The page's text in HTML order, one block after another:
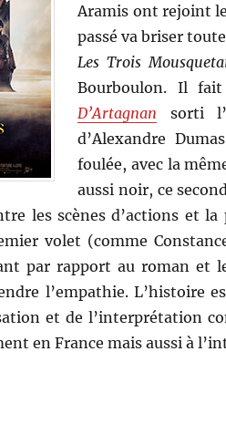
Aramis ont rejoint
passé va briser
Les Trois
Bourboulon. Il
D’Artagnan sorti
d’Alexandre
foulée, avec la
aussi noir, ce
les scènes d’actions et
volet (comme
par rapport au roman et
l’empathie. L’histoire
et de l’interprétation
en France mais aussi à